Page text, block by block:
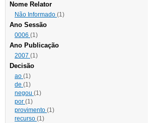
Nome Relator
Não Informado (1)
Ano Sessão
0006 (1)
Ano Publicação
2007 (1)
Decisão
ao (1)
de (1)
negou (1)
por (1)
provimento (1)
recurso (1)